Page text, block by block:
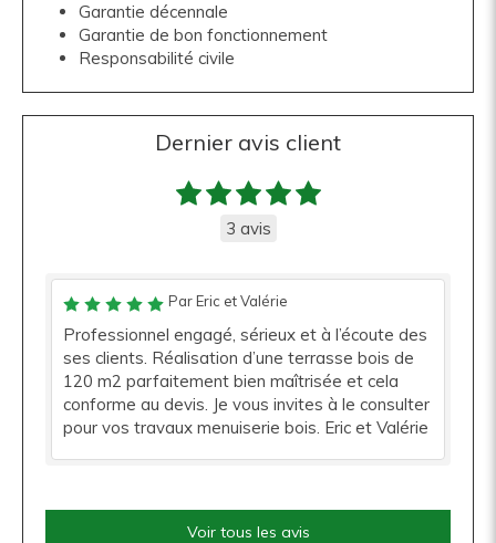
Garantie décennale
Garantie de bon fonctionnement
Responsabilité civile
Dernier avis client
3 avis
Par Eric et Valérie
Professionnel engagé, sérieux et à l’écoute des
ses clients. Réalisation d’une terrasse bois de
120 m2 parfaitement bien maîtrisée et cela
conforme au devis. Je vous invites à le consulter
pour vos travaux menuiserie bois. Eric et Valérie
Voir tous les avis